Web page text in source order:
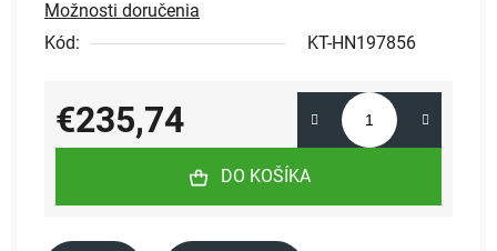
Možnosti doručenia
Kód:
KT-HN197856
€235,74
Jednotková cena:
DO KOŠÍKA